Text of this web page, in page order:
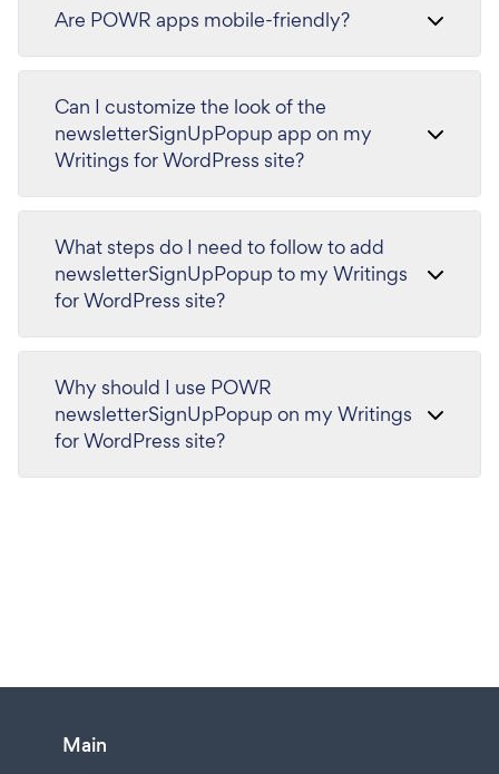
Are POWR apps mobile-friendly?
Can I customize the look of the
newsletterSignUpPopup app on my
Writings for WordPress site?
What steps do I need to follow to add
newsletterSignUpPopup to my Writings
for WordPress site?
Why should I use POWR
newsletterSignUpPopup on my Writings
for WordPress site?
Main